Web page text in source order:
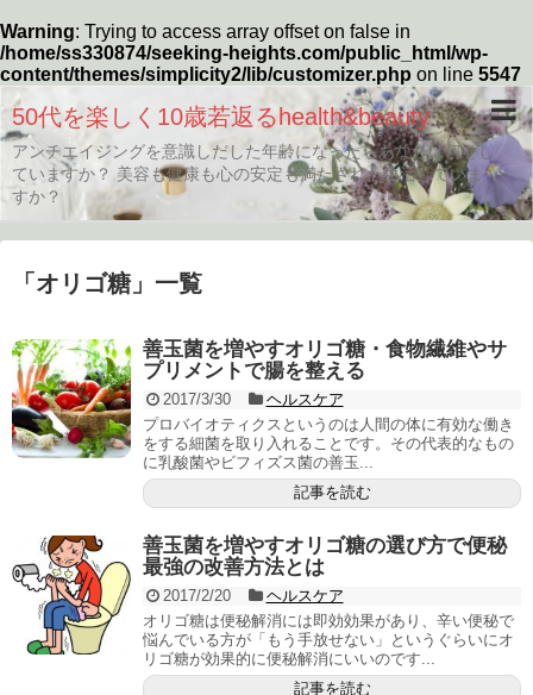
Warning: Trying to access array offset on false in
/home/ss330874/seeking-heights.com/public_html/wp-
content/themes/simplicity2/lib/customizer.php on line 5547
50代を楽しく10歳若返るhealth&beauty
アンチエイジングを意識しだした年齢になったらあなたは何をし
ていますか？ 美容も健康も心の安定も満たされた生活していま
すか？
「 オリゴ糖」 一覧
善玉菌を増やすオリゴ糖・食物繊維やサ
プリメントで腸を整える
2017/3/30
ヘルスケア
プロバイオティクスというのは人間の体に有効な働き
をする細菌を取り入れることです。その代表的なもの
に乳酸菌やビフィズス菌の善玉...
記事を読む
善玉菌を増やすオリゴ糖の選び方で便秘
最強の改善方法とは
2017/2/20
ヘルスケア
オリゴ糖は便秘解消には即効効果があり、辛い便秘で
悩んでいる方が「もう手放せない」というぐらいにオ
リゴ糖が効果的に便秘解消にいいのです...
記事を読む